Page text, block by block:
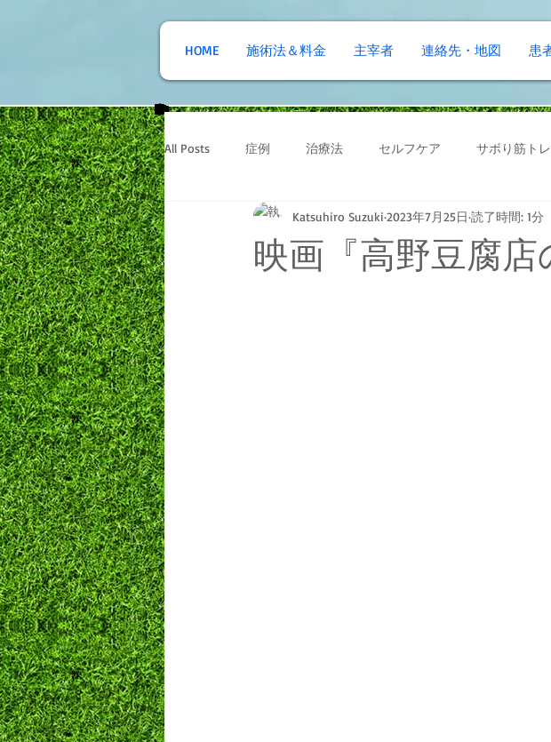
HOME 施術法＆料金 主宰者 連絡先・地図 患
All Posts 症例 治療法 セルフケア サボり筋ト
映画『高野豆腐
Katsuhiro Suzuki 2023年7月25日 読了時間: 1分